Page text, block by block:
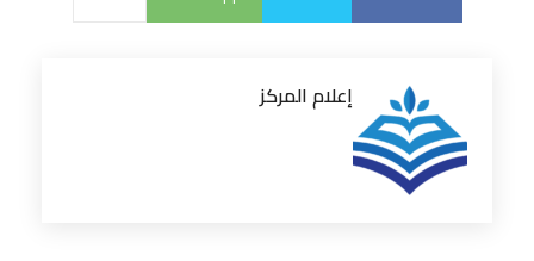
إعلام المركز